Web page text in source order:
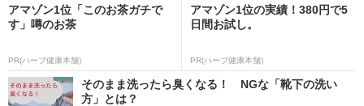
アマゾン1位「このお茶ガチで
す」噂のお茶
PR(ハーブ健康本舗)
アマゾン1位の実績！380円で5
日間お試し。
PR(ハーブ健康本舗)
そのまま洗ったら臭くなる！ NGな「靴下の洗い
方」とは？